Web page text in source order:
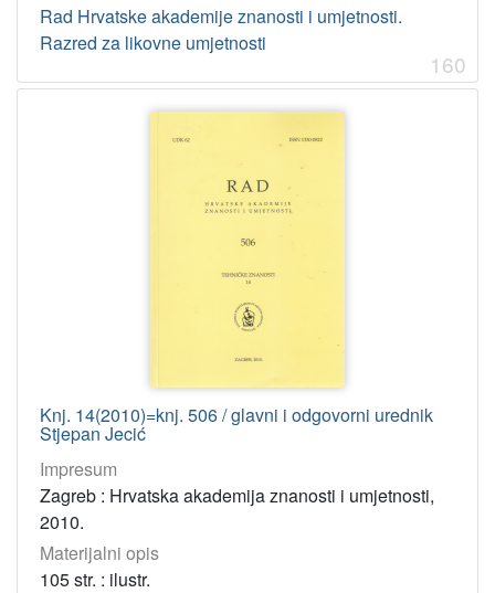
Rad Hrvatske akademije znanosti i umjetnosti.
Razred za likovne umjetnosti
160
Knj. 14(2010)=knj. 506 / glavni i odgovorni urednik
Stjepan Jecić
Impresum
Zagreb : Hrvatska akademija znanosti i umjetnosti,
2010.
Materijalni opis
105 str. : ilustr.